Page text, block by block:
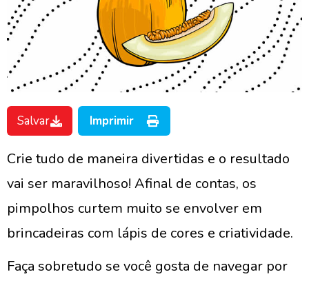
Salvar Imprimir
Crie tudo de maneira divertidas e o resultado
vai ser maravilhoso! Afinal de contas, os
pimpolhos curtem muito se envolver em
brincadeiras com lápis de cores e criatividade.
Faça sobretudo se você gosta de navegar por